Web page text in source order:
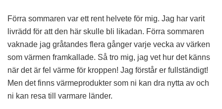
Förra sommaren var ett rent helvete för mig. Jag har varit
livrädd för att den här skulle bli likadan. Förra sommaren
vaknade jag gråtandes flera gånger varje vecka av värken
som värmen framkallade. Så tro mig, jag vet hur det känns
när det är fel värme för kroppen! Jag förstår er fullständigt!
Men det finns värmeprodukter som ni kan dra nytta av och
ni kan resa till varmare länder.